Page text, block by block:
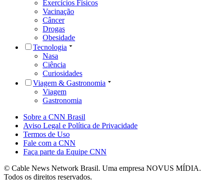
Exercícios Físicos
Vacinação
Câncer
Drogas
Obesidade
Tecnologia
Nasa
Ciência
Curiosidades
Viagem & Gastronomia
Viagem
Gastronomia
Sobre a CNN Brasil
Aviso Legal e Política de Privacidade
Termos de Uso
Fale com a CNN
Faça parte da Equipe CNN
© Cable News Network Brasil. Uma empresa NOVUS MÍDIA.
Todos os direitos reservados.